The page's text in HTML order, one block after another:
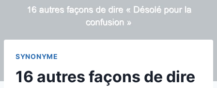
SYNONYME
16 autres façons de dire